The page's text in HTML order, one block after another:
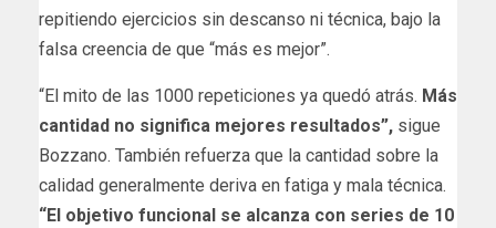
repitiendo ejercicios sin descanso ni técnica, bajo la
falsa creencia de que “más es mejor”.
“El mito de las 1000 repeticiones ya quedó atrás. Más
cantidad no significa mejores resultados”, sigue
Bozzano. También refuerza que la cantidad sobre la
calidad generalmente deriva en fatiga y mala técnica.
“El objetivo funcional se alcanza con series de 10